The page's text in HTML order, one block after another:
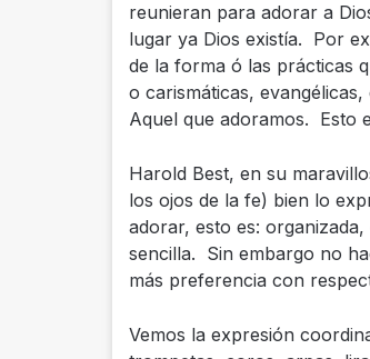
reunieran para adorar a
lugar ya Dios existía. Por
de la forma ó las prácticas
o carismáticas,
Aquel que adoramos. Esto
Harold Best, en su
los ojos de la fe) bien lo
adorar, esto es:
sencilla. Sin embargo no
más preferencia con
Vemos la expresión